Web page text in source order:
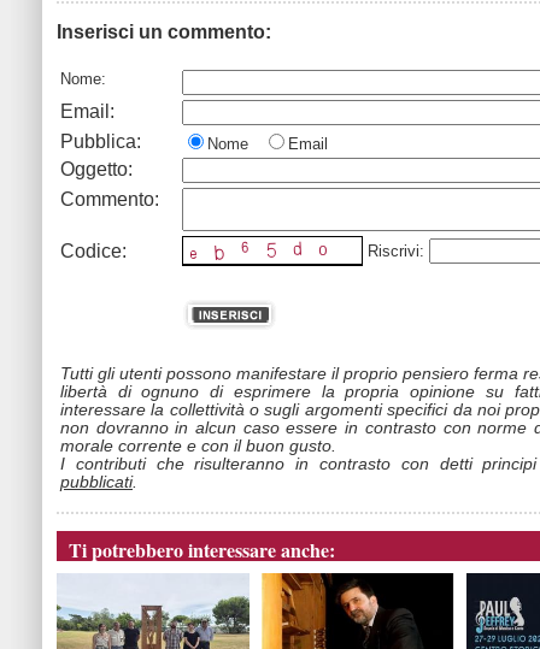
Inserisci un commento:
Nome:
Email:
Pubblica:
Nome Email
Oggetto:
Commento:
Codice: Riscrivi:
Tutti gli utenti possono manifestare il proprio pensiero ferma
libertà di ognuno di esprimere la propria opinione su
interessare la collettività o sugli argomenti specifici da noi
non dovranno in alcun caso essere in contrasto con norme
morale corrente e con il buon gusto.
I contributi che risulteranno in contrasto con detti
pubblicati.
Ti potrebbero interessare anche: